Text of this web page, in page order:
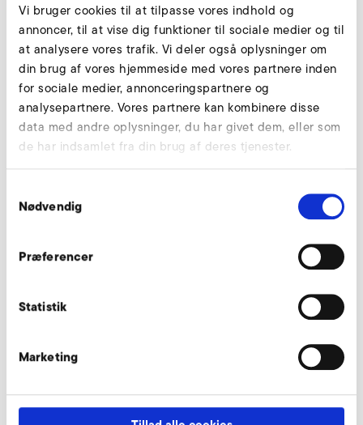
Vi bruger cookies til at tilpasse vores indhold og
annoncer, til at vise dig funktioner til sociale medier og til
at analysere vores trafik. Vi deler også oplysninger om
din brug af vores hjemmeside med vores partnere inden
for sociale medier, annonceringspartnere og
analysepartnere. Vores partnere kan kombinere disse
data med andre oplysninger, du har givet dem, eller som
de har indsamlet fra din brug af deres tjenester.
Nødvendig
Præferencer
Statistik
Marketing
Downloads
Handleiding MAF D3/D5 (de)
HANDLEIDING PDF
5 MB
DOWNLOAD
HANDLEIDING
HANDLEIDING
HANDLEIDING